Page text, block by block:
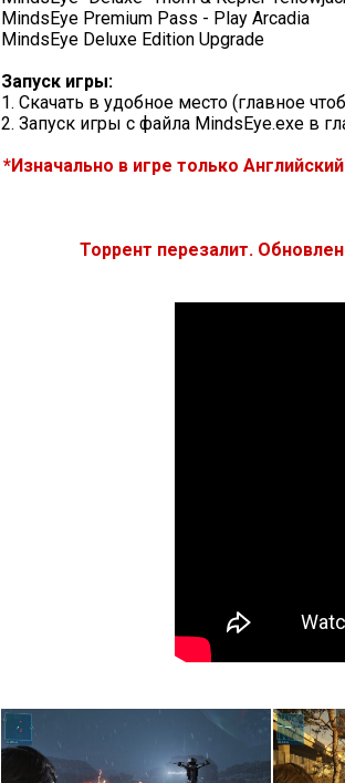
MindsEye Premium Pass - Play Arcadia
MindsEye Deluxe Edition Upgrade
Запуск игры:
1. Скачать в удобное место (главное
2. Запуск игры с файла MindsEye.exe в
*Изначально в игре только
Торрент перезалит.